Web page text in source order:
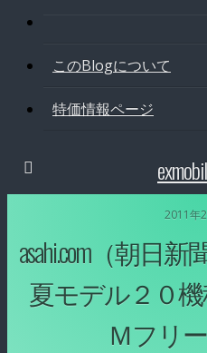
このBlogについて
特価情報ページ
2011年
asahi.com（朝日
夏モデル２０
Ｍフリ